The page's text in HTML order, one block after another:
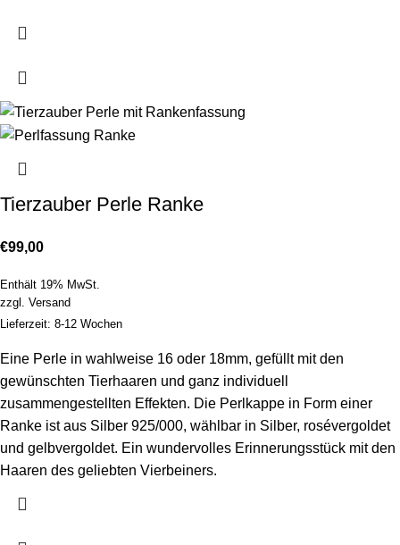
Tierzauber Perle Ranke
€99,00
Enthält 19% MwSt.
zzgl. Versand
Lieferzeit: 8-12 Wochen
Eine Perle in wahlweise 16 oder 18mm, gefüllt mit den
gewünschten Tierhaaren und ganz individuell
zusammengestellten Effekten. Die Perlkappe in Form einer
Ranke ist aus Silber 925/000, wählbar in Silber, rosévergoldet
und gelbvergoldet. Ein wundervolles Erinnerungsstück mit den
Haaren des geliebten Vierbeiners.